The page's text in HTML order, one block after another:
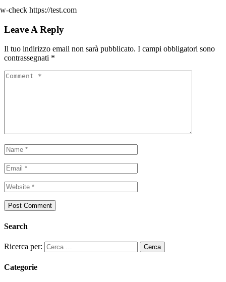
check https://test.com
Leave A Reply
Il tuo indirizzo email non sarà pubblicato. I campi obbligatori sono
contrassegnati *
Search
Ricerca per:
Categorie